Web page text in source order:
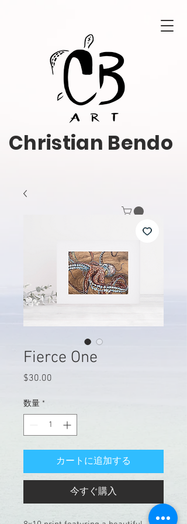
Christian Bendo
Fierce One
$30.00
数量 *
カートに追加する
今すぐ購入